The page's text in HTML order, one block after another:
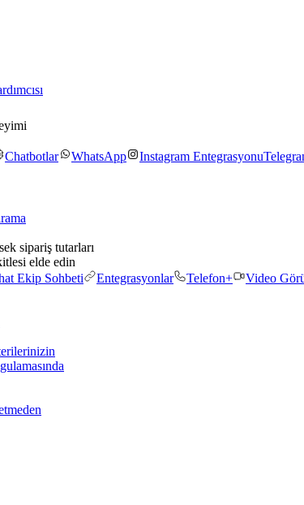
Chatbotlar WhatsApp Instagram Entegrasyonu
sipariş tutarları
elde edin
Ekip Sohbeti Entegrasyonlar Telefon+ Video